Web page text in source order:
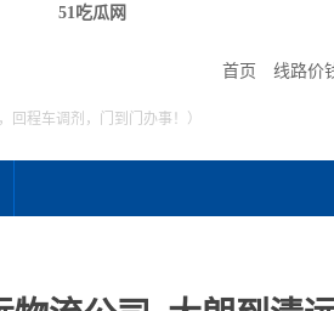
51吃瓜网
首页 线路价
回程车调剂，门到门办事！）